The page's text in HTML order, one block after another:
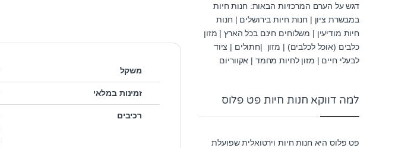
משקל
זמינות במלאי
רכיבים
דגש על הערם המרכזיות הבאות: חנות חיות
במבשרת ציון | חנות חיות בירושלים | חנות
חיות מודיעין | משלוחים חינם בכל הארץ | מזון
כלבים (אוכל לכלבים) | מזון |חתולים | ציוד
לבעלי חיים | מזון לחיות מחמד | אקווריום
למה דווקא חנות חיות פט פלוס
פט פלוס היא חנות חיות וירטואלית שפועלת